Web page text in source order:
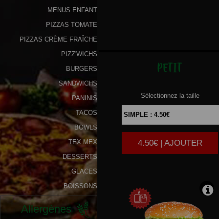
De
Fidélité
Vos
Avis
Zones
de
Livraison
MENUS ENFANT
PIZZAS TOMATE
PIZZAS CRÈME FRAÎCHE
PIZZ'WICHS
BURGERS
SANDWICHS
PANINIS
TACOS
BOWLS
TEX MEX
DESSERTS
GLACES
BOISSONS
Allergènes
PETIT
Sélectionnez la taille
4.50€ | AJOUTER